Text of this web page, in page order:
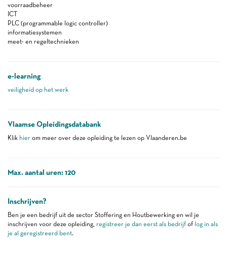
voorraadbeheer
ICT
PLC (programmable logic controller)
informatiesystemen
meet- en regeltechnieken
e-learning
veiligheid op het werk
Vlaamse Opleidingsdatabank
Klik hier om meer over deze opleiding te lezen op Vlaanderen.be
Max. aantal uren: 120
Inschrijven?
Ben je een bedrijf uit de sector Stoffering en Houtbewerking en wil je
inschrijven voor deze opleiding, registreer je dan eerst als bedrijf of log in als
je al geregistreerd bent.